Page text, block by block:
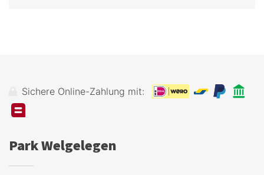
Sichere Online-Zahlung mit:
Park Welgelegen